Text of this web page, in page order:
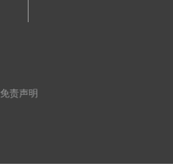
免责声明